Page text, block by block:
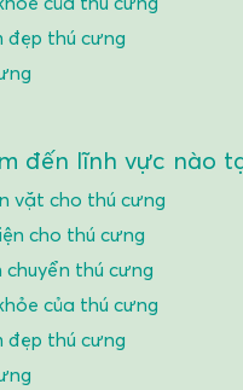
đẹp thú cưng
đến lĩnh vực nào
vặt cho thú cưng
cho thú cưng
chuyển thú cưng
của thú cưng
đẹp thú cưng